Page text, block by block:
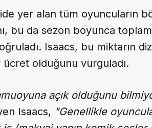
yer alan tüm oyuncuların
bu da sezon boyunca
Isaacs, bu miktarın
olduğunu vurguladı.
açık olduğunu
Isaacs, "Genellikle